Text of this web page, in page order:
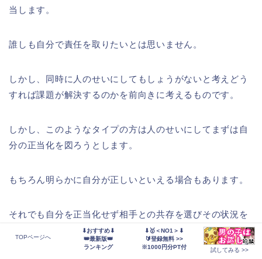
当します。
誰しも自分で責任を取りたいとは思いません。
しかし、同時に人のせいにしてもしょうがないと考えどう
すれば課題が解決するのかを前向きに考えるものです。
しかし、このようなタイプの方は人のせいにしてまずは自
分の正当化を図ろうとします。
もちろん明らかに自分が正しいといえる場合もあります。
それでも自分を正当化せず相手との共存を選びその状況を
打破しようとします。
TOPページへ
⬇おすすめ⬇
👑最新版👑
ランキング
⬇🥇＜NO1＞⬇
🔰登録無料 >>
※1000円分PT付
試してみる >>